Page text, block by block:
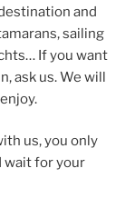
and
sailing
If you want
ask us. We will
us, you only
wait for your